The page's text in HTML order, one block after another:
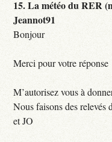
15.La météo du RER
Jeannot91
Bonjour
Merci pour votre réponse
M’autorisez vous à
Nous faisons des
et JO